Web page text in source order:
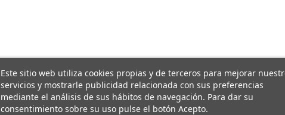
Este sitio web utiliza cookies propias y de terceros para mejorar
servicios y mostrarle publicidad relacionada con sus preferencias
mediante el análisis de sus hábitos de navegación. Para dar su
consentimiento sobre su uso pulse el botón Acepto.